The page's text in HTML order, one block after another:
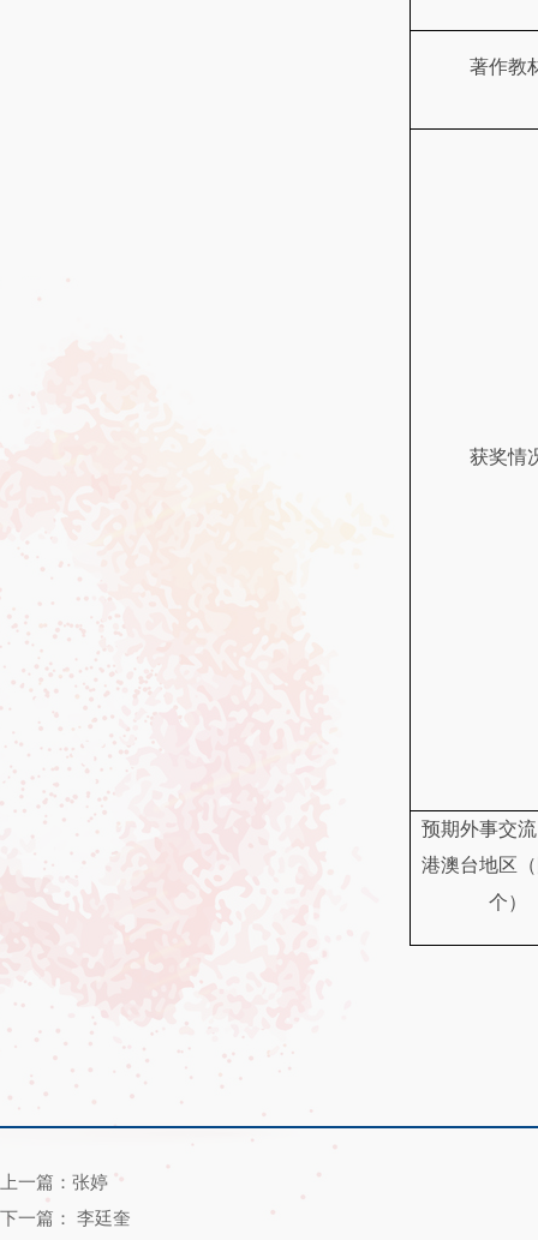
著作教
获奖情
预期外事交
港澳台地区
个）
上一篇：张婷
下一篇： 李廷奎